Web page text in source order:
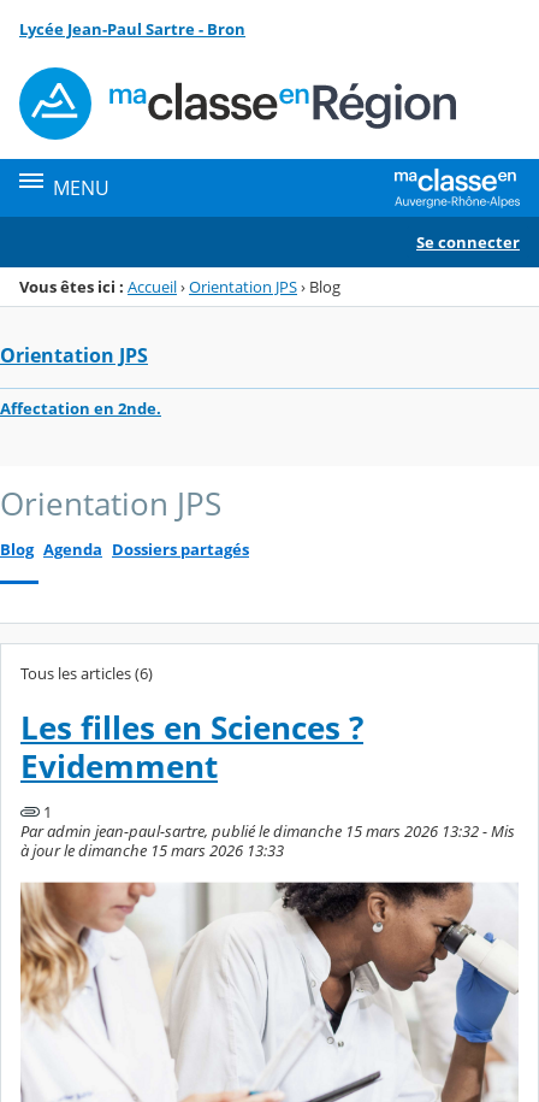
Menu de la rubrique
Contenu
Lycée Jean-Paul Sartre - Bron
MENU
Se connecter
Vous êtes ici : Accueil›Orientation JPS› Blog
Orientation JPS
Affectation en 2nde.
Orientation JPS
Blog Agenda Dossiers partagés
Tous les articles (6)
Les filles en Sciences ?
Evidemment
1
Par admin jean-paul-sartre, publié le dimanche 15 mars 2026 13:32 - Mis
à jour le dimanche 15 mars 2026 13:33